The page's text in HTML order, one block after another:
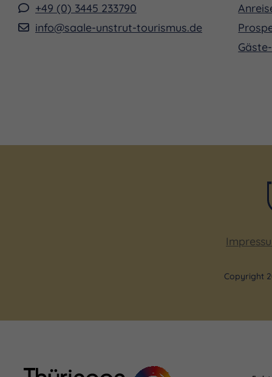
Mittwoch 30.09.2026, 11:30 - 23:59 Uhr
Dienstag 06.10.2026, 13:00 - 23:59 Uhr
Freitag 16.10.2026, 10:00 - 23:59 Uhr
Dienstag 27.10.2026, 11:30 - 23:59 Uhr
Samstag 31.10.2026, 16:00 - 23:59 Uhr
Sonntag 08.11.2026, 13:00 - 23:59 Uhr
Freitag 13.11.2026, 13:00 - 23:59 Uhr
+49 (0) 3445 233790
info@saale-unstrut-tourismus.de
Copyright